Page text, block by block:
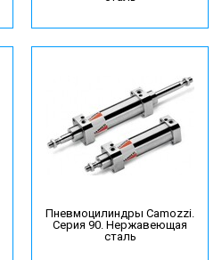
Пневмоцилиндры Camozzi.
Серия 90. Нержавеющая
сталь